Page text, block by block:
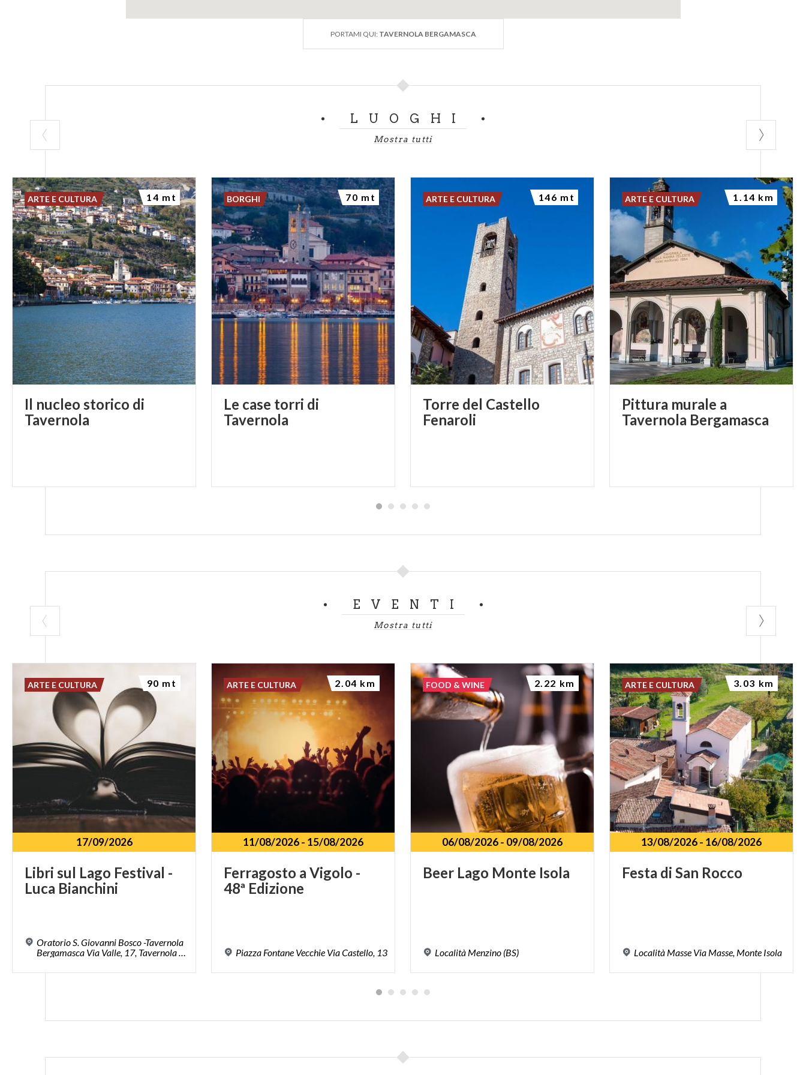
PORTAMI QUI: TAVERNOLA BERGAMASCA
LUOGHI
Mostra tutti
Il nucleo storico di
Tavernola
ARTE E CULTURA 14 mt
Le case torri di
Tavernola
BORGHI 70 mt
Torre del Castello
Fenaroli
ARTE E CULTURA 146 mt
Pittura murale a
Tavernola Bergamasca
ARTE E CULTURA 1.14 km
EVENTI
Mostra tutti
17/09/2026
Libri sul Lago Festival -
Luca Bianchini
Oratorio S. Giovanni Bosco -Tavernola
Bergamasca Via Valle, 17, Tavernola Bergamasca (BG)
ARTE E CULTURA 90 mt
11/08/2026- 15/08/2026
Ferragosto a Vigolo -
48ª Edizione
Piazza Fontane Vecchie ViaCastello, 13
ARTE E CULTURA 2.04 km
06/08/2026- 09/08/2026
Beer Lago Monte Isola
Località Menzino (BS)
FOOD & WINE 2.22 km
13/08/2026- 16/08/2026
Festa di San Rocco
Località Masse Via Masse, Monte Isola
ARTE E CULTURA 3.03 km